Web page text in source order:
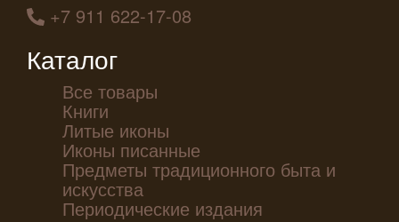
+7 911 622-17-08
Каталог
Все товары
Книги
Литые иконы
Иконы писанные
Предметы традиционного быта и
искусства
Периодические издания